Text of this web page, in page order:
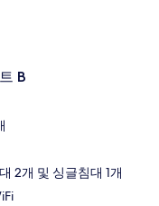
B
2개 및 싱글침대 1개